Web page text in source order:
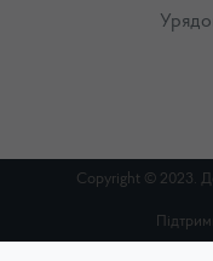
Copyright © 2023.